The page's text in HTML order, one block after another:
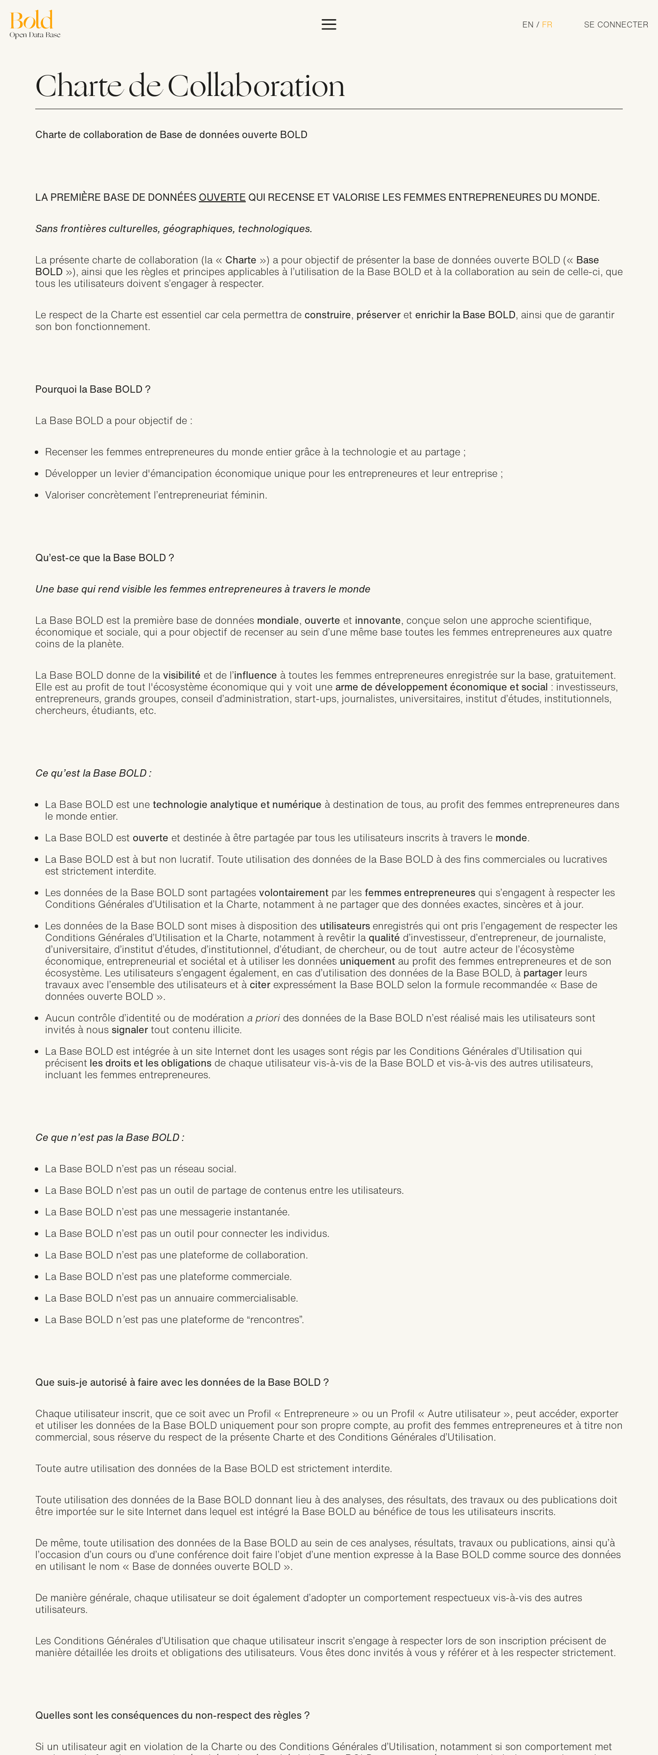
au
contenu
principal
Accueil
Bold Woman Award
Nous rejoindre
Masterclass Bold
Charte de Collaboration
EN FR SE CONNECTER
Charte de Collaboration
Charte de collaboration de Base de données ouverte BOLD
LA PREMIÈRE BASE DE DONNÉES OUVERTE QUI RECENSE ET VALORISE LES FEMMES ENTREPRENEURES DU MONDE.
Sans frontières culturelles, géographiques, technologiques.
La présente charte de collaboration (la « Charte ») a pour objectif de présenter la base de données ouverte BOLD (« Base
BOLD »), ainsi que les règles et principes applicables à l’utilisation de la Base BOLD et à la collaboration au sein de celle-ci, que
tous les utilisateurs doivent s’engager à respecter.
Le respect de la Charte est essentiel car cela permettra de construire, préserver et enrichir la Base BOLD, ainsi que de garantir
son bon fonctionnement.
Pourquoi la Base BOLD ?
La Base BOLD a pour objectif de :
Recenser les femmes entrepreneures du monde entier grâce à la technologie et au partage ;
Développer un levier d'émancipation économique unique pour les entrepreneures et leur entreprise ;
Valoriser concrètement l’entrepreneuriat féminin.
Qu’est-ce que la Base BOLD ?
Une base qui rend visible les femmes entrepreneures à travers le monde
La Base BOLD est la première base de données mondiale, ouverte et innovante, conçue selon une approche scientifique,
économique et sociale, qui a pour objectif de recenser au sein d’une même base toutes les femmes entrepreneures aux quatre
coins de la planète.
La Base BOLD donne de lavisibilité et de l’influence à toutes les femmes entrepreneures enregistrée sur la base, gratuitement.
Elle est au profit de tout l'écosystème économique qui y voit une arme de développement économique et social : investisseurs,
entrepreneurs, grands groupes, conseil d’administration, start-ups, journalistes, universitaires, institut d’études, institutionnels,
chercheurs, étudiants, etc.
Ce qu’est la Base BOLD :
La Base BOLD est une technologie analytique et numérique à destination de tous, au profit des femmes entrepreneures dans
le monde entier.
La Base BOLD est ouverte et destinée à être partagée par tous les utilisateurs inscrits à travers le monde.
La Base BOLD est à but non lucratif. Toute utilisation des données de la Base BOLD à des fins commerciales ou lucratives
est strictement interdite.
Les données de la Base BOLD sont partagées volontairement par les femmes entrepreneures qui s’engagent à respecter les
Conditions Générales d’Utilisation et la Charte, notamment à ne partager que des données exactes, sincères et à jour.
Les données de la Base BOLD sont mises à disposition des utilisateurs enregistrés qui ont pris l’engagement de respecter les
Conditions Générales d’Utilisation et la Charte, notamment à revêtir la qualité d’investisseur, d’entrepreneur, de journaliste,
d’universitaire, d’institut d’études, d’institutionnel, d’étudiant, de chercheur, ou de tout autre acteur de l’écosystème
économique, entrepreneurial et sociétal et à utiliser les données uniquement au profit des femmes entrepreneures et de son
écosystème. Les utilisateurs s’engagent également, en cas d’utilisation des données de la Base BOLD, à partager leurs
travaux avec l’ensemble des utilisateurs et à citer expressément la Base BOLD selon la formule recommandée « Base de
données ouverte BOLD ».
Aucun contrôle d’identité ou de modération a priori des données de la Base BOLD n’est réalisé mais les utilisateurs sont
invités à nous signaler tout contenu illicite.
La Base BOLD est intégrée à un site Internet dont les usages sont régis par les Conditions Générales d’Utilisation qui
précisent les droits et les obligations de chaque utilisateur vis-à-vis de la Base BOLD et vis-à-vis des autres utilisateurs,
incluant les femmes entrepreneures.
Ce que n’est pas la Base BOLD :
La Base BOLD n’est pas un réseau social.
La Base BOLD n’est pas un outil de partage de contenus entre les utilisateurs.
La Base BOLD n’est pas une messagerie instantanée.
La Base BOLD n’est pas un outil pour connecter les individus.
La Base BOLD n’est pas une plateforme de collaboration.
La Base BOLD n’est pas une plateforme commerciale.
La Base BOLD n’est pas un annuaire commercialisable.
La Base BOLD n’est pas une plateforme de “rencontres”.
Que suis-je autorisé à faire avec les données de la Base BOLD ?
Chaque utilisateur inscrit, que ce soit avec un Profil « Entrepreneure » ou un Profil « Autre utilisateur », peut accéder, exporter
et utiliser les données de la Base BOLD uniquement pour son propre compte, au profit des femmes entrepreneures et à titre non
commercial, sous réserve du respect de la présente Charte et des Conditions Générales d’Utilisation.
Toute autre utilisation des données de la Base BOLD est strictement interdite.
Toute utilisation des données de la Base BOLD donnant lieu à des analyses, des résultats, des travaux ou des publications doit
être importée sur le site Internet dans lequel est intégré la Base BOLD au bénéfice de tous les utilisateurs inscrits.
De même, toute utilisation des données de la Base BOLD au sein de ces analyses, résultats, travaux ou publications, ainsi qu’à
l’occasion d’un cours ou d’une conférence doit faire l’objet d’une mention expresse à la Base BOLD comme source des données
en utilisant le nom « Base de données ouverte BOLD ».
De manière générale, chaque utilisateur se doit également d’adopter un comportement respectueux vis-à-vis des autres
utilisateurs.
Les Conditions Générales d’Utilisation que chaque utilisateur inscrit s’engage à respecter lors de son inscription précisent de
manière détaillée les droits et obligations des utilisateurs. Vous êtes donc invités à vous y référer et à les respecter strictement.
Quelles sont les conséquences du non-respect des règles ?
Si un utilisateur agit en violation de la Charte ou des Conditions Générales d’Utilisation, notamment si son comportement met